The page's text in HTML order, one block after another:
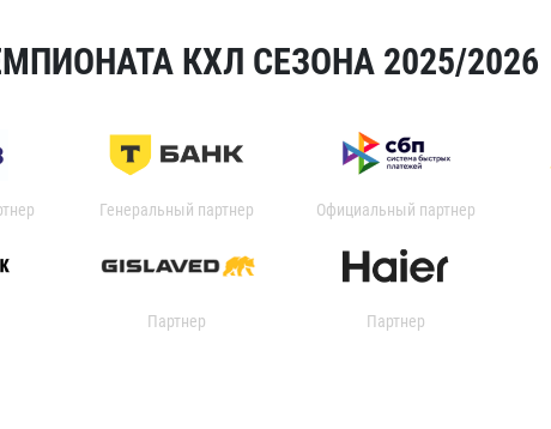
КХЛ СЕЗОНА 2025/2026
Генеральный партнер Официальный партнер
Партнер Партнер